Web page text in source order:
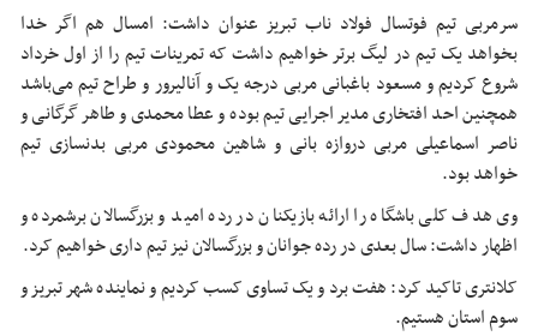
سرمربی تیم فوتسال فولاد ناب تبریز عنوان داشت: امسال هم اگر خدا
بخواهد یک تیم در لیگ برتر خواهیم داشت که تمرینات تیم را از اول خرداد
شروع کردیم و مسعود باغبانی مربی درجه یک و آنالیرور و طراح تیم می‌باشد
همچنین احد افتخاری مدیر اجرایی تیم بوده و عطا محمدی و طاهر گرگانی و
ناصر اسماعیلی مربی دروازه بانی و شاهین محمودی مربی بدنسازی تیم
خواهد بود.
وی هدف کلی باشگاه را ارائه بازیکنان در رده امید و بزرگسالان برشمرده و
اظهار داشت: سال بعدی در رده جوانان و بزرگسالان نیز تیم داری خواهیم کرد.
کلانتری تاکید کرد: هفت برد و یک تساوی کسب کردیم و نماینده شهر تبریز و
سوم استان هستیم.